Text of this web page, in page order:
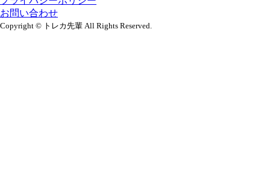
お問い合わせ
Copyright © トレカ先輩 All Rights Reserved.